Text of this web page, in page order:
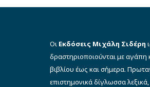
Οι Εκδόσεις Μιχάλη Σιδέρη
δραστηριοποιούνται με
βιβλίου έως και σήμερα.
επιστημονικά δίγλωσσα